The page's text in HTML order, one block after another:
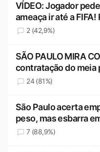
VÍDEO: Jogador
ameaça ir até a
2 (42,9%)
SÃO PAULO MIRA
contratação do meia
24 (81%)
São Paulo acerta
peso, mas esbarra
7 (88,9%)